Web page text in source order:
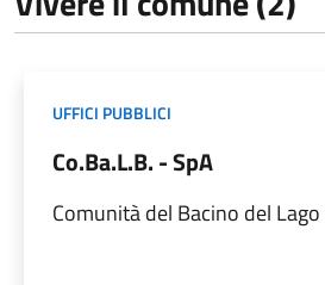
UFFICI PUBBLICI
Co.Ba.L.B. - SpA
Comunità del Bacino del